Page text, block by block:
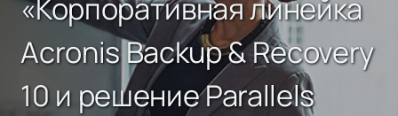
«Корпоративная линейка
Acronis Backup & Recovery
10 и решение Parallels